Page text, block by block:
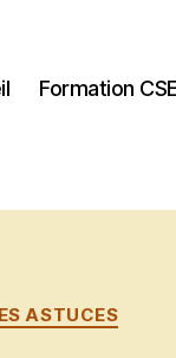
Formation CSE
ASTUCES